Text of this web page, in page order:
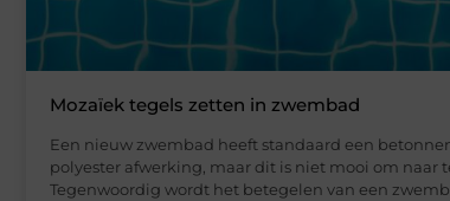
Mozaïek tegels zetten in zwembad
Een nieuw zwembad heeft standaard een
polyester afwerking, maar dit is niet mooi om naar
Tegenwoordig wordt het betegelen van een